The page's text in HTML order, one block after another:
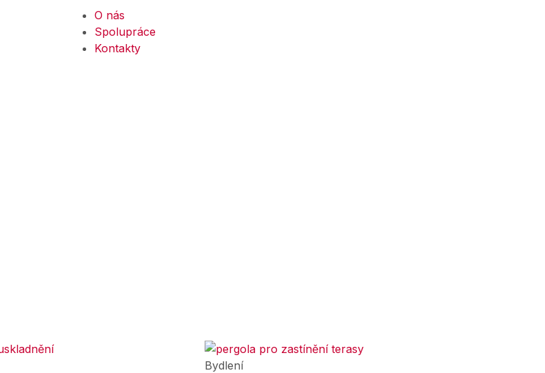
O nás
Spolupráce
Kontakty
Bydlení